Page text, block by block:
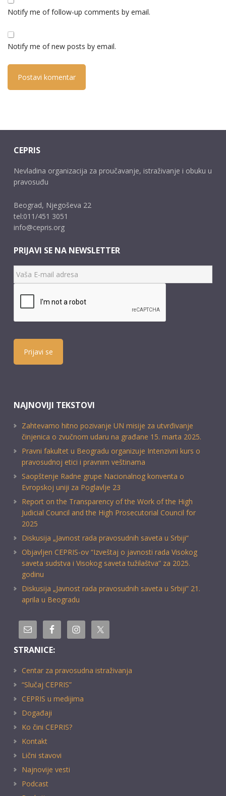
Notify me of follow-up comments by email.
Notify me of new posts by email.
CEPRIS
Nevladina organizacija za proučavanje, istraživanje i obuku u
pravosuđu
Beograd, Njegoševa 22
tel:011/451 3051
info@cepris.org
PRIJAVI SE NA NEWSLETTER
Prijavi se
NAJNOVIJI TEKSTOVI
Zahtevamo hitno pozivanje UN misije za utvrđivanje
činjenica o zvučnom udaru na građane 15. marta 2025.
Pravni fakultet u Beogradu organizuje Intenzivni kurs o
pravosudnoj etici i pravnim veštinama
Saopštenje Radne grupe Nacionalnog konventa o
Evropskoj uniji za Poglavlje 23
Report on the Transparency of the Work of the High
Judicial Council and the High Prosecutorial Council for
2025
Diskusija „Javnost rada pravosudnih saveta u Srbiji“
Objavljen CEPRIS-ov “Izveštaj o javnosti rada Visokog
saveta sudstva i Visokog saveta tužilaštva” za 2025.
godinu
Diskusija „Javnost rada pravosudnih saveta u Srbiji” 21.
aprila u Beogradu
STRANICE:
Centar za pravosudna istraživanja
“Slučaj CEPRIS”
CEPRIS u medijima
Događaji
Ko čini CEPRIS?
Kontakt
Lični stavovi
Najnovije vesti
Podcast